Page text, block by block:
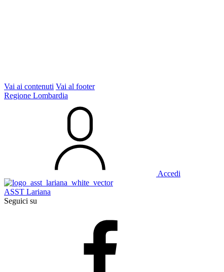
Vai ai contenuti Vai al footer
Regione Lombardia
Accedi
ASST Lariana
Seguici su